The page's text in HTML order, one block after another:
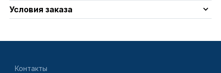
Условия заказа
Контакты